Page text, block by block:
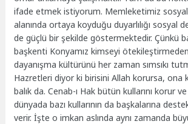
ifade etmek istiyorum. Memleketimiz
alanında ortaya koyduğu duyarlılığı sosyal
de güçlü bir şekilde göstermektedir. Çünkü
başkenti Konyamız kimseyi ötekileştirmeden
dayanışma kültürünü her zaman sımsıkı
Hazretleri diyor ki birisini Allah korursa, ona
balık da. Cenab-ı Hak bütün kullarını korur
dünyada bazı kullarının da başkalarına
verir. İşte o imkan aslında aynı zamanda